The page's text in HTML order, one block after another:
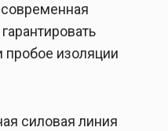
пробое изоляции
силовая линия